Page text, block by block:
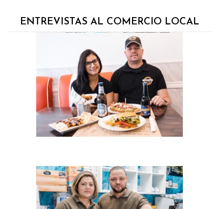
ENTREVISTAS AL COMERCIO LOCAL